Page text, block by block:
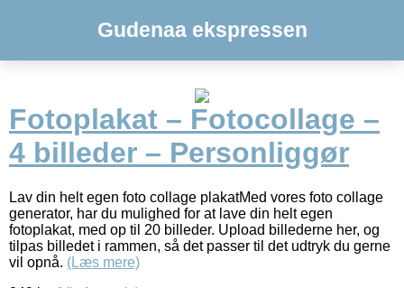
Gudenaa ekspressen
Fotoplakat – Fotocollage –
4 billeder – Personliggør
Lav din helt egen foto collage plakatMed vores foto collage
generator, har du mulighed for at lave din helt egen
fotoplakat, med op til 20 billeder. Upload billederne her, og
tilpas billedet i rammen, så det passer til det udtryk du gerne
vil opnå. (Læs mere)